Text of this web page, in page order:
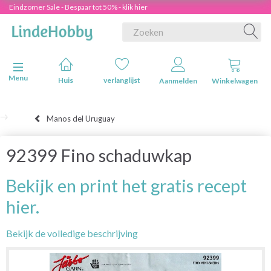
Eindzomer Sale - Bespaar tot 50% - klik hier
Navigatie in-/uitschakelen
Menu
Huis verlanglijst Aanmelden Winkelwagen
Manos del Uruguay
92399 Fino schaduwkap
Bekijk en print het gratis recept
hier.
Bekijk de volledige beschrijving